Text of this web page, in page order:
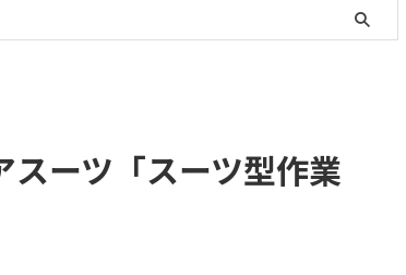
ーツ「スーツ型作業